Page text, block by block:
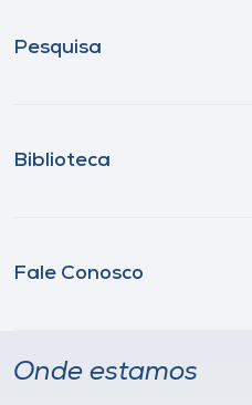
Pesquisa
Biblioteca
Fale Conosco
Onde estamos